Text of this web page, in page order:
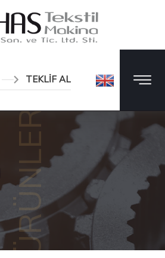
TEKLİF AL
ÜRÜNLER